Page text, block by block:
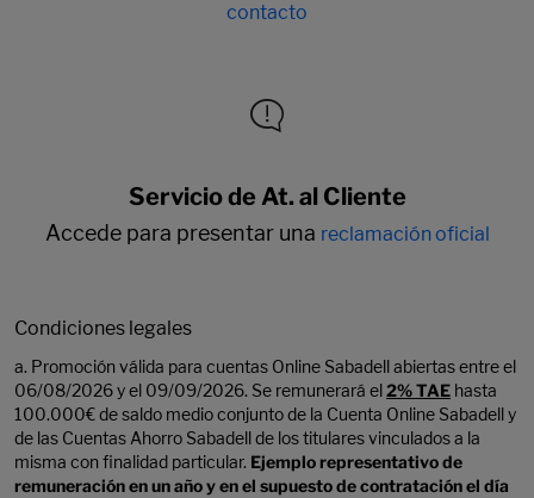
contacto
Servicio de At. al Cliente
Accede para presentar una reclamación oficial
Condiciones legales
a. Promoción válida para cuentas Online Sabadell abiertas entre el
06/08/2026 y el 09/09/2026. Se remunerará el2% TAE hasta
100.000€ de saldo medio conjunto de la Cuenta Online Sabadell y
de las Cuentas Ahorro Sabadell de los titulares vinculados a la
misma con finalidad particular. Ejemplo representativo de
remuneración en un año y en el supuesto de contratación el día